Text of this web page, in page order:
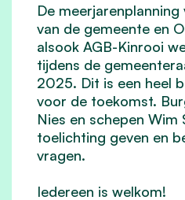
De
van de gemeente en
alsook AGB-Kinrooi
tijdens de
2025. Dit is een heel
voor de toekomst.
Nies en schepen Wim
toelichting geven en
vragen.
Iedereen is welkom!